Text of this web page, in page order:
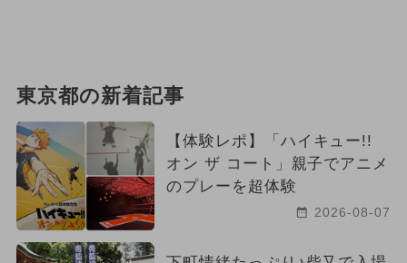
東京都の新着記事
【体験レポ】「ハイキュー!!
オン ザ コート」親子でアニメ
のプレーを超体験
2026-08-07